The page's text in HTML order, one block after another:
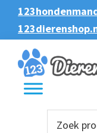
Spring
naar
de
hoofdnavigatie
Door
naar
de
hoofd
inhoud
Spring
naar
de
voettekst
Zoeken
Zoeken
naar: